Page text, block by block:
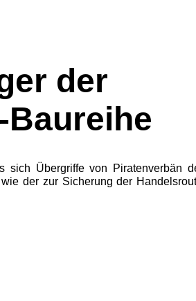
der
Baureihe
sich Übergriffe von Piratenverbän
der zur Sicherung der